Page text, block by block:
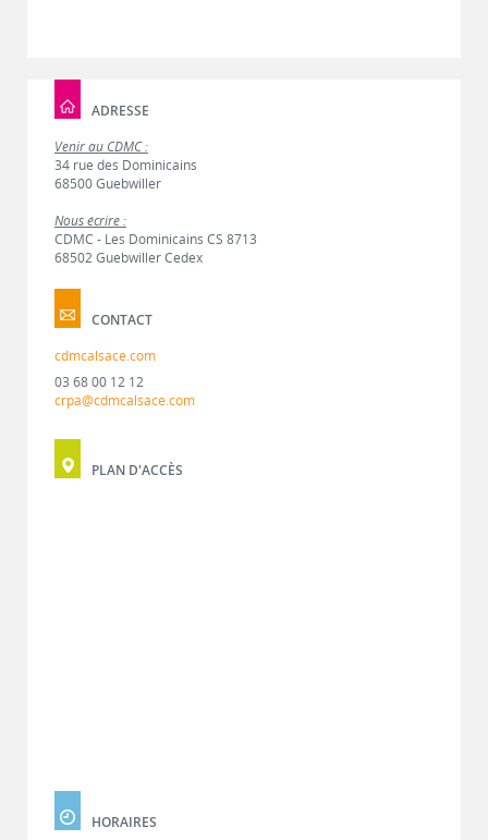
ADRESSE
Venir au CDMC :
34 rue des Dominicains
68500 Guebwiller
Nous écrire :
CDMC - Les Dominicains CS 8713
68502 Guebwiller Cedex
CONTACT
cdmcalsace.com
03 68 00 12 12
crpa@cdmcalsace.com
PLAN D'ACCÈS
HORAIRES